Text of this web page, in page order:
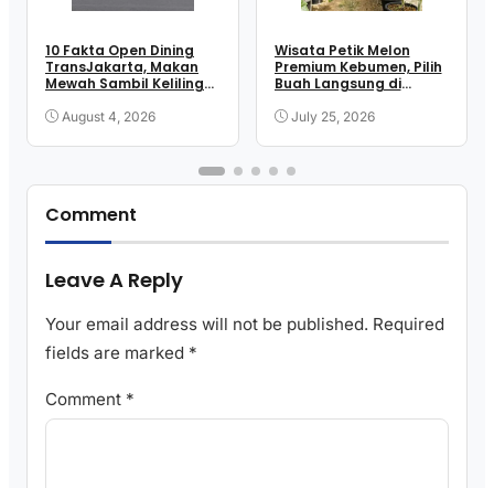
10 Fakta Open Dining
TransJakarta, Makan
Mewah Sambil Keliling
August 4, 2026
Wisata Petik Melon
Premium Kebumen, Pilih
Buah Langsung di
July 25, 2026
Comment
Leave A Reply
Your email address will not be published. Required
fields are marked *
Comment *